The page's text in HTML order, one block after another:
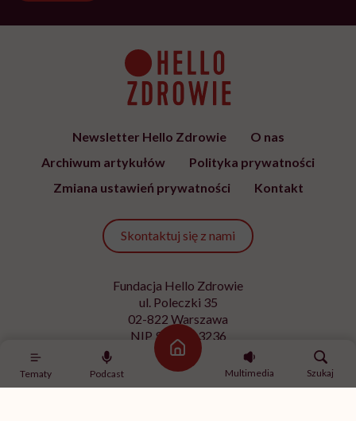
Tematy Podcast
Strona główna
Multimedia
Szukaj
Newsletter Hello Zdrowie
O nas
Archiwum artykułów
Polityka prywatności
Zmiana ustawień prywatności
Kontakt
Skontaktuj się z nami
Fundacja Hello Zdrowie
ul. Poleczki 35
02-822 Warszawa
NIP 9512613236
Kontakt z redakcją
redakcja@hellozdrowie.pl